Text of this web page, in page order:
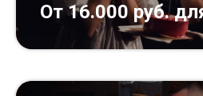
От 16.000 руб.